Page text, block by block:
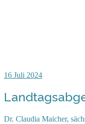
16 Juli 2024
Dr. Claudia Maicher,